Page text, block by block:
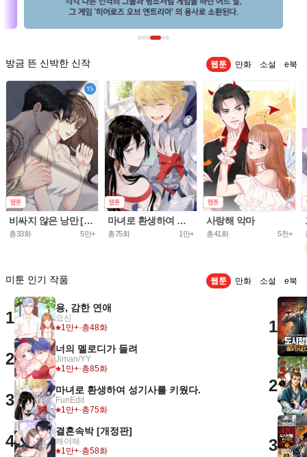
방금 뜬 신박한 신작 웹툰 만화 소설 e북
비싸지 않은 낭만 [개정판]
총33화 5만+
마녀로 환생하여 성기사를 키웠다.
총75화 1만+
사랑해 악마
총41화 5천+
미툰 인기 작품 웹툰 만화 소설 e북
1
용, 감한 연애
요신
1만+·총48화
2
너의 멜로디가 들려
Jiman/YY
1만+·총85화
3
마녀로 환생하여 성기사를 키웠다.
FunEdit
1만+·총75화
4
결혼속박 [개정판]
해야해
1만+·총58화
1
2
3